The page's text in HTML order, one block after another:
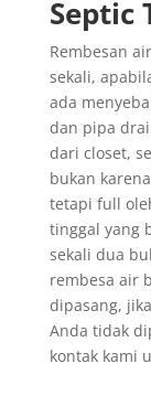
Septic
Rembesan
sekali,
ada
dan pipa
dari closet,
bukan
tetapi full
tinggal yang
sekali dua
rembesa air
dipasang,
Anda tidak
kontak kami